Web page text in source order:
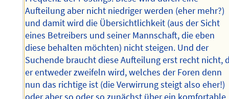
Aufteilung aber nicht niedriger werden (eher mehr?)
und damit wird die Übersichtlichkeit (aus der Sicht
eines Betreibers und seiner Mannschaft, die eben
diese behalten möchten) nicht steigen. Und der
Suchende braucht diese Aufteilung erst recht nicht,
er entweder zweifeln wird, welches der Foren denn
nun das richtige ist (die Verwirrung steigt also eher!)